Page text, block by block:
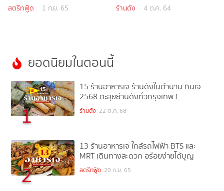
สตรีทฟู้ด 1 ก.ย. 65 ร้านดัง 4 ต.ค. 64
ยอดนิยมในตอนนี้
1
15 ร้านอาหารเจ ร้านดังในตำนาน กินเจ
2568 ตะลุยย่านดังทั่วกรุงเทพ !
ร้านดัง 22 ต.ค. 68
2
13 ร้านอาหารเจ ใกล้รถไฟฟ้า BTS และ
MRT เดินทางสะดวก อร่อยง่ายได้บุญ
สตรีทฟู้ด 20 ก.ย. 65